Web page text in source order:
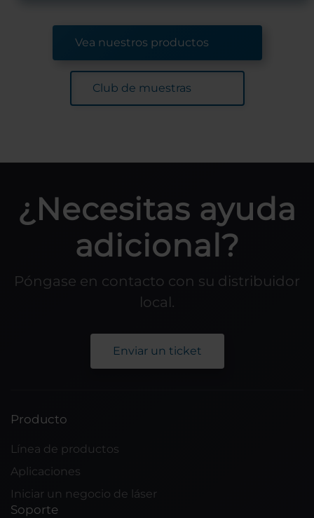
Vea nuestros productos
Club de muestras
¿Necesitas ayuda
adicional?
Póngase en contacto con su distribuidor
local.
Enviar un ticket
Producto
Línea de productos
Aplicaciones
Iniciar un negocio de láser
Soporte